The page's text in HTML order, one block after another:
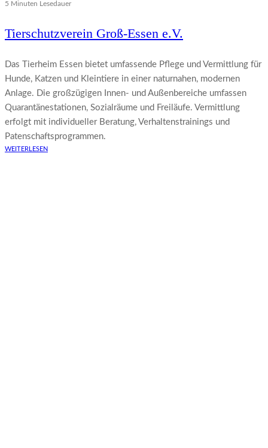
5 Minuten Lesedauer
Tierschutzverein Groß-Essen e.V.
Das Tierheim Essen bietet umfassende Pflege und Vermittlung für
Hunde, Katzen und Kleintiere in einer naturnahen, modernen
Anlage. Die großzügigen Innen- und Außenbereiche umfassen
Quarantänestationen, Sozialräume und Freiläufe. Vermittlung
erfolgt mit individueller Beratung, Verhaltenstrainings und
Patenschaftsprogrammen.
WEITERLESEN